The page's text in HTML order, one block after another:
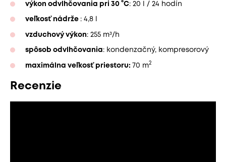
výkon odvlhčovania pri 30 °C: 20 l / 24 hodín
veľkosť nádrže : 4,8 l
vzduchový výkon: 255 m³/h
spôsob odvlhčovania: kondenzačný, kompresorový
maximálna veľkosť priestoru: 70 m2
Recenzie